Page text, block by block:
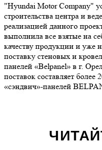
"Hyundai Motor Company"
строительства центра и
реализацией данного
выполнила все взятые на
качеству продукции и уже
поставку стеновых и
панелей «Belpanel» в г.
поставок составляет
«сэндвич»-панелей